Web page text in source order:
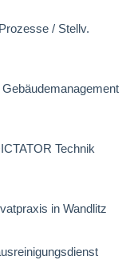
/ Stellv.
Technik
in Wandlitz